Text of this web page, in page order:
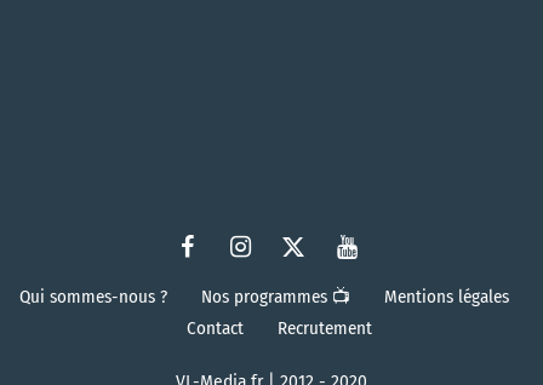
Qui sommes-nous ? Nos programmes 📺
Mentions légales
Contact
Recrutement